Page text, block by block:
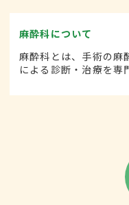
麻酔科について
麻酔科とは、手術の麻
による診断・治療を専